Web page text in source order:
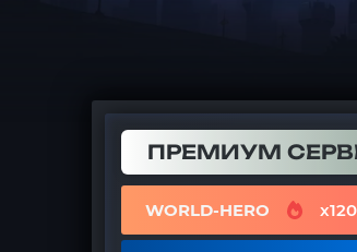
ПРЕМИУМ
WORLD-HERO